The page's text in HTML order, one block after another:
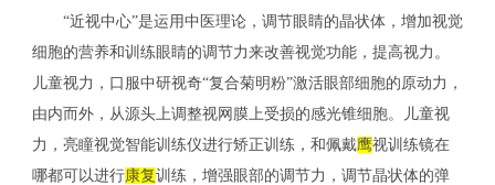
“近视中心”是运用中医理论，调节眼睛的晶状体，增加视觉
细胞的营养和训练眼睛的调节力来改善视觉功能，提高视力。
儿童视力，口服中研视奇“复合菊明粉”激活眼部细胞的原动力，
由内而外，从源头上调整视网膜上受损的感光锥细胞。儿童视
力，亮瞳视觉智能训练仪进行矫正训练，和佩戴鹰视训练镜在
哪都可以进行康复训练，增强眼部的调节力，调节晶状体的弹